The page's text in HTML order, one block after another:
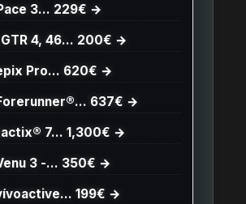
3… 229€ →
4, 46… 200€ →
Pro… 620€ →
637€ →
7… 1,300€ →
3 -… 350€ →
199€ →